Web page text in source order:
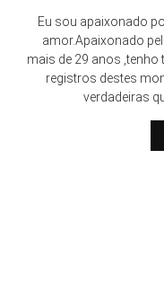
Eu sou apaixonado
amor.Apaixonado
mais de 29 anos
registros destes
verdadeiras